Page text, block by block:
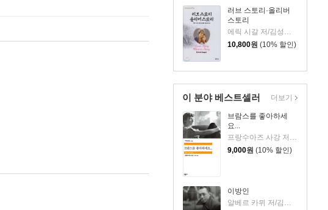
러브 스토리·올리버
스토리
에릭 시갈 저/김성렬,홍성표 공역
10,800원 (10% 할인)
이 분야 베스트셀러
브람스를 좋아하세
요...
프랑수아즈 사강 저/김남주 역
9,000원 (10% 할인)
이방인
알베르 카뮈 저/김화영 역
더보기